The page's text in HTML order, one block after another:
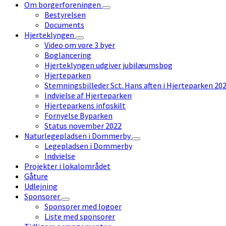
Om borgerforeningen
Bestyrelsen
Documents
Hjerteklyngen
Video om vore 3 byer
Boglancering
Hjerteklyngen udgiver jubilæumsbog
Hjerteparken
Stemningsbilleder Sct. Hans aften i Hjerteparken
Indvielse af Hjerteparken
Hjerteparkens infoskilt
Fornyelse Byparken
Status november 2022
Naturlegepladsen i Dommerby
Legepladsen i Dommerby
Indvielse
Projekter i lokalområdet
Gåture
Udlejning
Sponsorer
Sponsorer med logoer
Liste med sponsorer